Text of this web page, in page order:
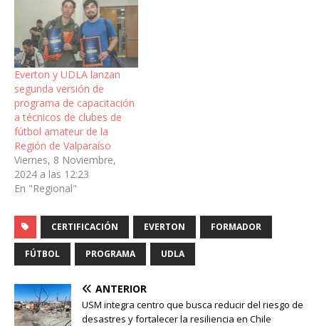
Everton y UDLA lanzan
segunda versión de
programa de capacitación
a técnicos de clubes de
fútbol amateur de la
Región de Valparaíso
Viernes, 8 Noviembre,
2024 a las 12:23
En "Regional"
CERTIFICACIÓN EVERTON FORMADOR
FÚTBOL PROGRAMA UDLA
ANTERIOR
USM integra centro que busca reducir del riesgo de
desastres y fortalecer la resiliencia en Chile